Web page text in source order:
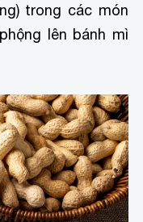
trong các món
lên bánh mì